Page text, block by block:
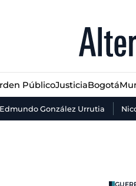
PúblicoJusticiaBogotá
Edmundo González Urrutia
JusticiaBogotá